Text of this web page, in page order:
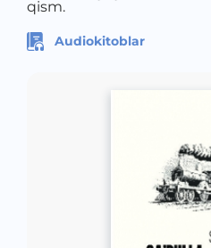
qism.
Audiokitoblar